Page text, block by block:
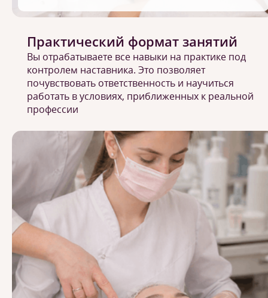
Практический формат занятий
Вы отрабатываете все навыки на практике под
контролем наставника. Это позволяет
почувствовать ответственность и научиться
работать в условиях, приближенных к реальной
профессии